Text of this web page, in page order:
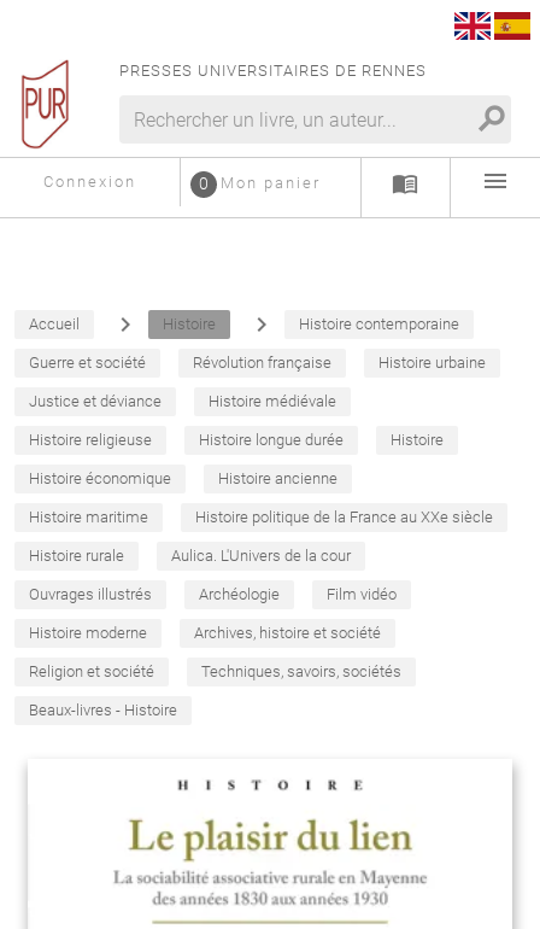
PRESSES UNIVERSITAIRES DE RENNES
search
Connexion Mon panier
0 menu_book menu
Accueil navigate_next Histoire navigate_next Histoire contemporaine
Guerre et société Révolution française Histoire urbaine
Justice et déviance Histoire médiévale
Histoire religieuse Histoire longue durée Histoire
Histoire économique Histoire ancienne
Histoire maritime Histoire politique de la France au XXe siècle
Histoire rurale Aulica. L'Univers de la cour
Ouvrages illustrés Archéologie Film vidéo
Histoire moderne Archives, histoire et société
Religion et société Techniques, savoirs, sociétés
Beaux-livres - Histoire